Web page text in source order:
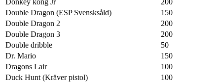
Double Dragon (ESP Svensksåld)
150
Double Dragon 2
200
Double Dragon 3
200
Double dribble
50
Dr. Mario
150
Dragons Lair
100
Duck Hunt (Kräver pistol)
100